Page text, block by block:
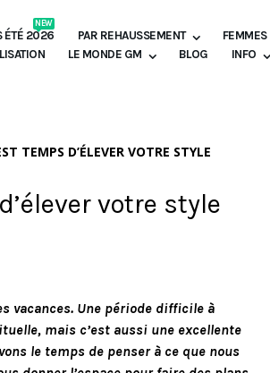
ÉTÉ 2026
NEW
PAR REHAUSSEMENT FEMMES
LE MONDE GM BLOG INFO
TEMPS D’ÉLEVER VOTRE STYLE
votre style
vacances. Une période difficile à
mais c’est aussi une excellente
le temps de penser à ce que nous